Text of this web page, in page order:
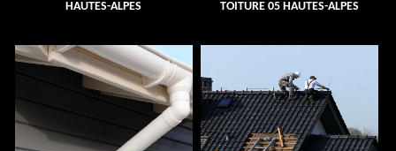
HAUTES-ALPES
TOITURE 05 HAUTES-ALPES